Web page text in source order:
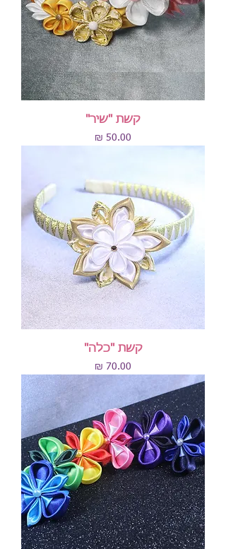
קשת "שיר"
מחיר
קשת "כלה"
מחיר